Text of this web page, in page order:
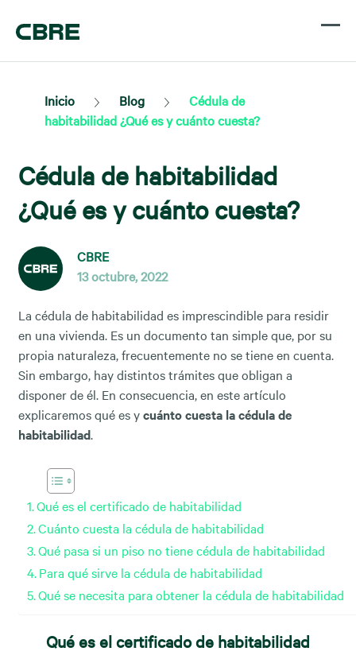
Inicio Blog
Cédula de
habitabilidad ¿Qué es y cuánto cuesta?
Cédula de habitabilidad
¿Qué es y cuánto cuesta?
CBRE
13 octubre, 2022
La cédula de habitabilidad es imprescindible para residir
en una vivienda. Es un documento tan simple que, por su
propia naturaleza, frecuentemente no se tiene en cuenta.
Sin embargo, hay distintos trámites que obligan a
disponer de él. En consecuencia, en este artículo
explicaremos qué es ycuánto cuesta la cédula de
habitabilidad.
Qué es el certificado de habitabilidad
Cuánto cuesta la cédula de habitabilidad
Qué pasa si un piso no tiene cédula de habitabilidad
Para qué sirve la cédula de habitabilidad
Qué se necesita para obtener la cédula de habitabilidad
Qué es el certificado de habitabilidad